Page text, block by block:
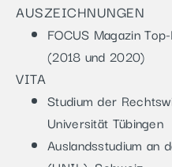
AUSZEICHNUNGEN
FOCUS Magazin
(2018 und 2020)
VITA
Studium der
Universität Tübingen
Auslandsstudium an